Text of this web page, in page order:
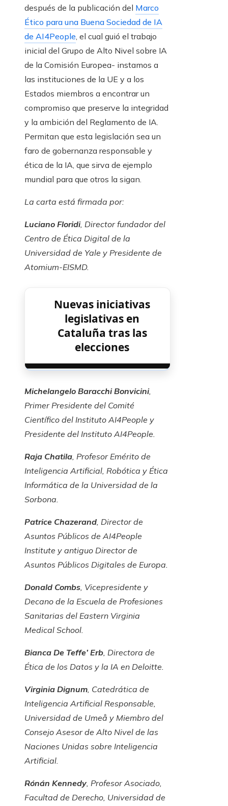
después de la publicación del Marco
Ético para una Buena Sociedad de IA
de AI4People , el cual guió el trabajo
inicial del Grupo de Alto Nivel sobre IA
de la Comisión Europea- instamos a
las instituciones de la UE y a los
Estados miembros a encontrar un
compromiso que preserve la integridad
y la ambición del Reglamento de IA.
Permitan que esta legislación sea un
faro de gobernanza responsable y
ética de la IA, que sirva de ejemplo
mundial para que otros la sigan.
La carta está firmada por:
Luciano Floridi, Director fundador del
Centro de Ética Digital de la
Universidad de Yale y Presidente de
Atomium-EISMD.
Nuevas iniciativas
legislativas en
Cataluña tras las
elecciones
Michelangelo Baracchi Bonvicini,
Primer Presidente del Comité
Científico del Instituto AI4People y
Presidente del Instituto AI4People.
Raja Chatila , Profesor Emérito de
Inteligencia Artificial, Robótica y Ética
Informática de la Universidad de la
Sorbona.
Patrice Chazerand , Director de
Asuntos Públicos de AI4People
Institute y antiguo Director de
Asuntos Públicos Digitales de Europa.
Donald Combs , Vicepresidente y
Decano de la Escuela de Profesiones
Sanitarias del Eastern Virginia
Medical School.
Bianca De Teffe’ Erb , Directora de
Ética de los Datos y la IA en Deloitte.
Virginia Dignum , Catedrática de
Inteligencia Artificial Responsable,
Universidad de Umeå y Miembro del
Consejo Asesor de Alto Nivel de las
Naciones Unidas sobre Inteligencia
Artificial.
Rónán Kennedy , Profesor Asociado,
Facultad de Derecho, Universidad de